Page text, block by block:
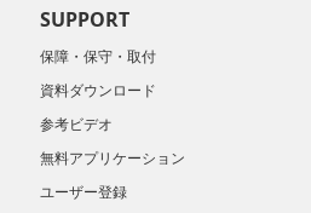
SUPPORT
保障・保守・取付
資料ダウンロード
参考ビデオ
無料アプリケーション
ユーザー登録